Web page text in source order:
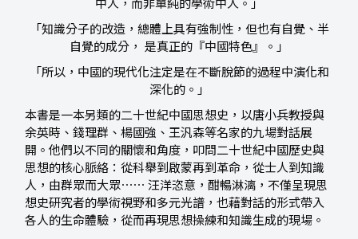
中人，而非單純的學術中人。」
「知識分子的改造，總體上具有強制性，但也有自覺、半
自覺的成分， 是真正的『中國特色』。」
「所以，中國的現代化注定是在不斷脫節的過程中演化和
深化的。」
本書是一本另類的二十世紀中國思想史，以唐小兵教授與
余英時、錢理群、楊國強、王汎森等名家的九場對話展
開。他們以不同的關懷和角度，叩問二十世紀中國歷史與
思想的核心脈絡：從科舉到啟蒙再到革命，從士人到知識
人，由群眾而大眾⋯⋯ 汪洋恣意，酣暢淋漓，不僅呈現思
想史研究者的學術視野和多元光譜，也藉對話的形式帶入
各人的生命體驗，從而再現思想操練和知識生成的現場。